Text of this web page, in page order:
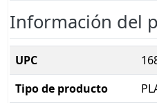
Información del
UPC
Tipo de producto